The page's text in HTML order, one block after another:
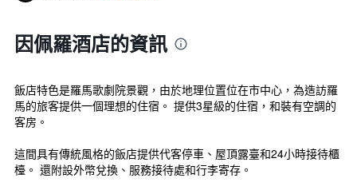
因佩羅酒店的資訊
飯店特色是羅馬歌劇院景觀，由於地理位置位在市中心，為造訪羅
馬的旅客提供一個理想的住宿。 提供3星級的住宿，和裝有空調的
客房。
這間具有傳統風格的飯店提供代客停車、屋頂露臺和24小時接待櫃
檯。 還附設外幣兌換、服務接待處和行李寄存。